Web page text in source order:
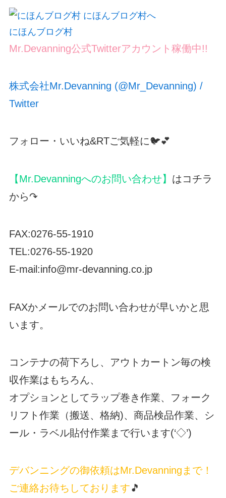
にほんブログ村
Mr.Devanning公式Twitterアカウント稼働中!!
株式会社Mr.Devanning (@Mr_Devanning) /
Twitter
フォロー・いいね&RTご気軽に🐦💕
【Mr.Devanningへのお問い合わせ】 はコチラ
から↷
FAX:0276-55-1910
TEL:0276-55-1920
E-mail:info@mr-devanning.co.jp
FAXかメールでのお問い合わせが早いかと思
います。
コンテナの荷下ろし、アウトカートン毎の検
収作業はもちろん、
オプションとしてラップ巻き作業、フォーク
リフト作業（搬送、格納)、商品検品作業、シ
ール・ラベル貼付作業まで行います(‘◇’)ゞ
デバンニングの御依頼はMr.Devanningまで！
ご連絡お待ちしております🎵